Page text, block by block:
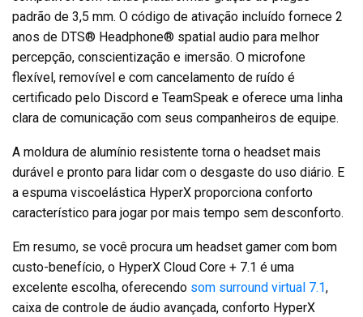
padrão de 3,5 mm. O código de ativação incluído fornece 2
anos de DTS® Headphone® spatial audio para melhor
percepção, conscientização e imersão. O microfone
flexível, removível e com cancelamento de ruído é
certificado pelo Discord e TeamSpeak e oferece uma linha
clara de comunicação com seus companheiros de equipe.
A moldura de alumínio resistente torna o headset mais
durável e pronto para lidar com o desgaste do uso diário. E
a espuma viscoelástica HyperX proporciona conforto
característico para jogar por mais tempo sem desconforto.
Em resumo, se você procura um headset gamer com bom
custo-benefício, o HyperX Cloud Core + 7.1 é uma
excelente escolha, oferecendo som surround virtual 7.1,
caixa de controle de áudio avançada, conforto HyperX